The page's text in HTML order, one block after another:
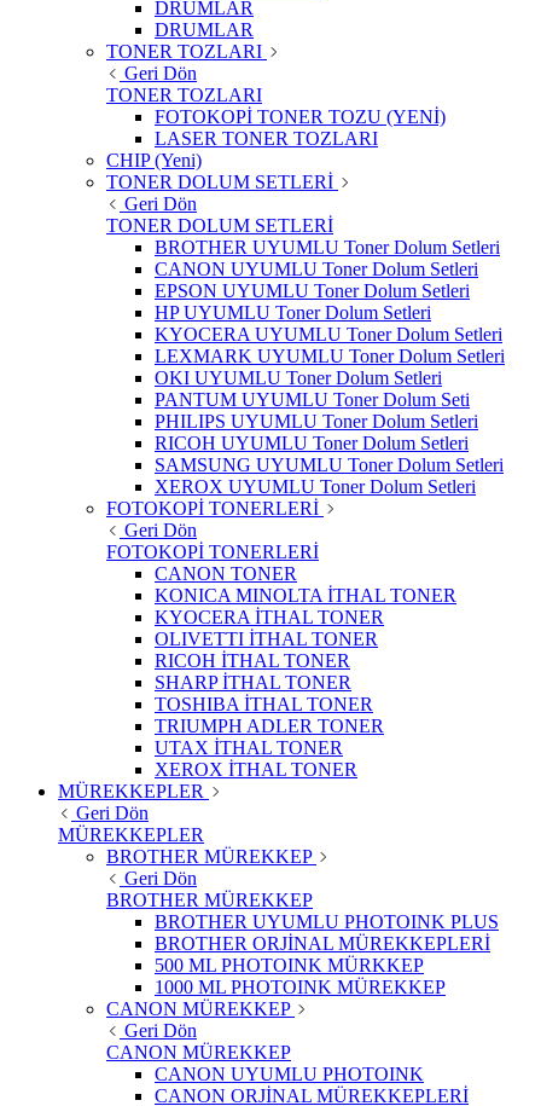
DRUMLAR
DRUMLAR
TONER TOZLARI
Geri Dön
TONER TOZLARI
FOTOKOPİ TONER TOZU (YENİ)
LASER TONER TOZLARI
CHIP (Yeni)
TONER DOLUM SETLERİ
Geri Dön
TONER DOLUM SETLERİ
BROTHER UYUMLU Toner Dolum Setleri
CANON UYUMLU Toner Dolum Setleri
EPSON UYUMLU Toner Dolum Setleri
HP UYUMLU Toner Dolum Setleri
KYOCERA UYUMLU Toner Dolum Setleri
LEXMARK UYUMLU Toner Dolum Setleri
OKI UYUMLU Toner Dolum Setleri
PANTUM UYUMLU Toner Dolum Seti
PHILIPS UYUMLU Toner Dolum Setleri
RICOH UYUMLU Toner Dolum Setleri
SAMSUNG UYUMLU Toner Dolum Setleri
XEROX UYUMLU Toner Dolum Setleri
FOTOKOPİ TONERLERİ
Geri Dön
FOTOKOPİ TONERLERİ
CANON TONER
KONICA MINOLTA İTHAL TONER
KYOCERA İTHAL TONER
OLIVETTI İTHAL TONER
RICOH İTHAL TONER
SHARP İTHAL TONER
TOSHIBA İTHAL TONER
TRIUMPH ADLER TONER
UTAX İTHAL TONER
XEROX İTHAL TONER
MÜREKKEPLER
Geri Dön
MÜREKKEPLER
BROTHER MÜREKKEP
Geri Dön
BROTHER MÜREKKEP
BROTHER UYUMLU PHOTOINK PLUS
BROTHER ORJİNAL MÜREKKEPLERİ
500 ML PHOTOINK MÜRKKEP
1000 ML PHOTOINK MÜREKKEP
CANON MÜREKKEP
Geri Dön
CANON MÜREKKEP
CANON UYUMLU PHOTOINK
CANON ORJİNAL MÜREKKEPLERİ